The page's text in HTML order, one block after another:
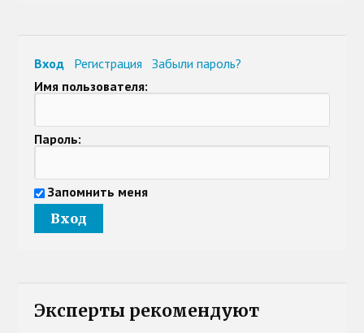
Вход Регистрация
Забыли пароль?
Имя пользователя:
Пароль:
Запомнить меня
Эксперты рекомендуют